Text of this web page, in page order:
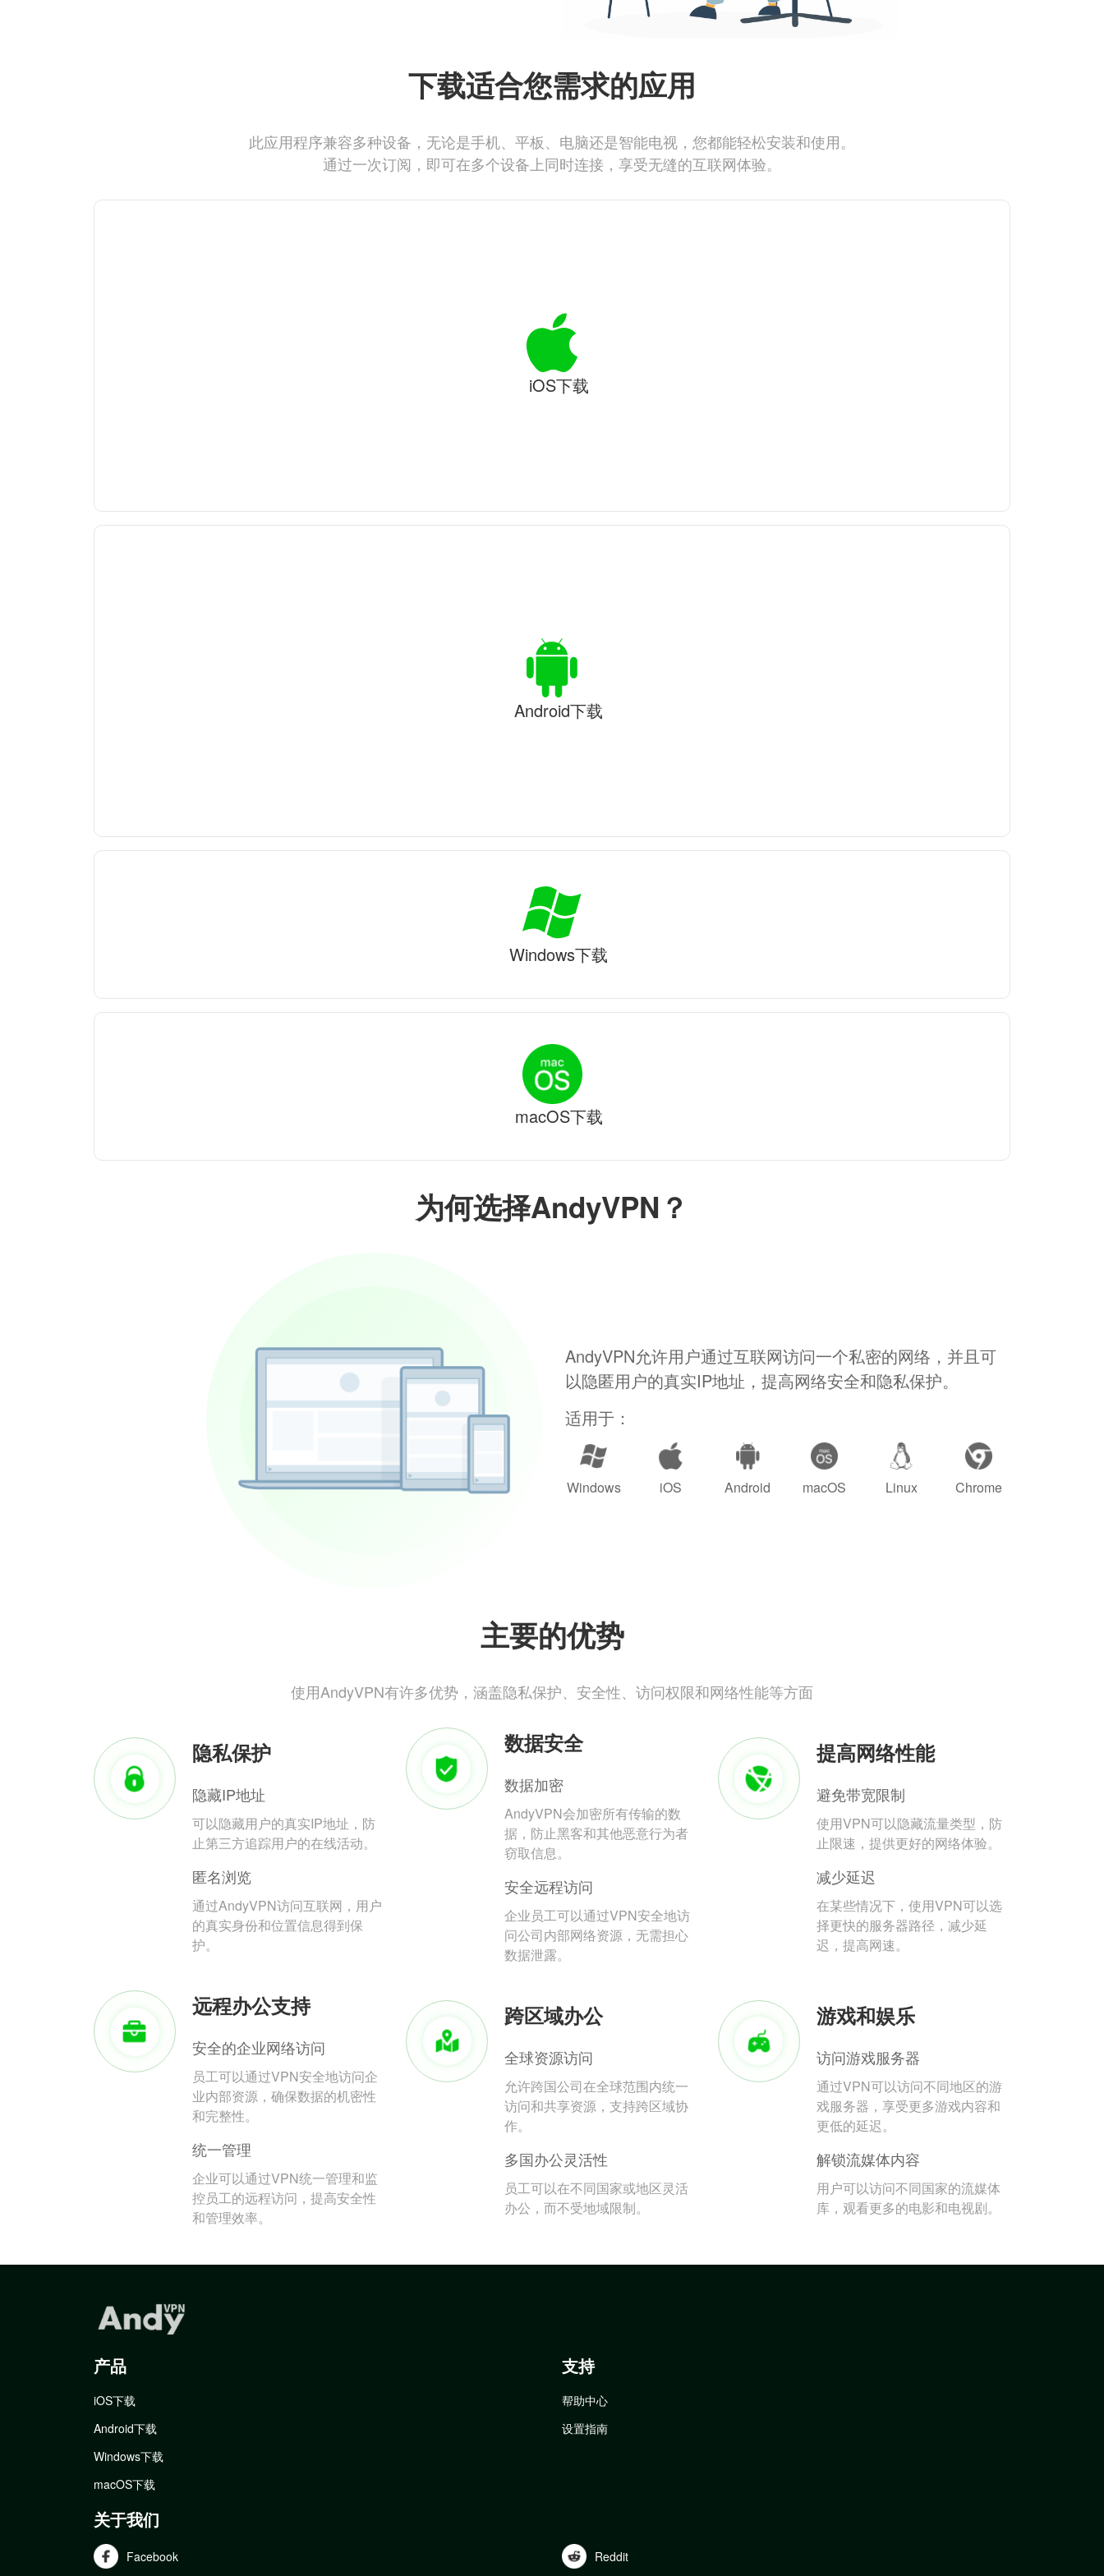
为何选择AndyVPN？
AndyVPN允许用户通过互联网访问一个私密的网络，并且可
以隐匿用户的真实IP地址，提高网络安全和隐私保护。
适用于：
Windows iOS Android macOS Linux Chrome
主要的优势
使用AndyVPN有许多优势，涵盖隐私保护、安全性、访问权限和网络性能等方面
隐私保护
隐藏IP地址
可以隐藏用户的真实IP地址，防
止第三方追踪用户的在线活动。
匿名浏览
通过AndyVPN访问互联网，用户
的真实身份和位置信息得到保
护。
数据安全
数据加密
AndyVPN会加密所有传输的数
据，防止黑客和其他恶意行为者
窃取信息。
安全远程访问
企业员工可以通过VPN安全地访
问公司内部网络资源，无需担心
数据泄露。
提高网络性能
避免带宽限制
使用VPN可以隐藏流量类型，防
止限速，提供更好的网络体验。
减少延迟
在某些情况下，使用VPN可以选
择更快的服务器路径，减少延
迟，提高网速。
远程办公支持
安全的企业网络访问
员工可以通过VPN安全地访问企
业内部资源，确保数据的机密性
和完整性。
统一管理
企业可以通过VPN统一管理和监
控员工的远程访问，提高安全性
和管理效率。
跨区域办公
全球资源访问
允许跨国公司在全球范围内统一
访问和共享资源，支持跨区域协
作。
多国办公灵活性
员工可以在不同国家或地区灵活
办公，而不受地域限制。
游戏和娱乐
访问游戏服务器
通过VPN可以访问不同地区的游
戏服务器，享受更多游戏内容和
更低的延迟。
解锁流媒体内容
用户可以访问不同国家的流媒体
库，观看更多的电影和电视剧。
下载适合您需求的应用
此应用程序兼容多种设备，无论是手机、平板、电脑还是智能电视，您都能轻松安装和使用。
通过一次订阅，即可在多个设备上同时连接，享受无缝的互联网体验。
iOS下载
Android下载
Windows下载
macOS下载
产品
iOS下载
Android下载
Windows下载
macOS下载
支持
帮助中心
设置指南
关于我们
Facebook Reddit